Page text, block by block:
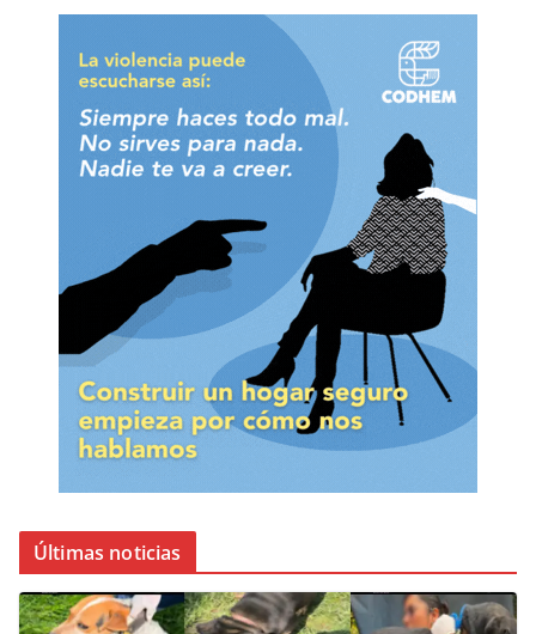
Últimas noticias